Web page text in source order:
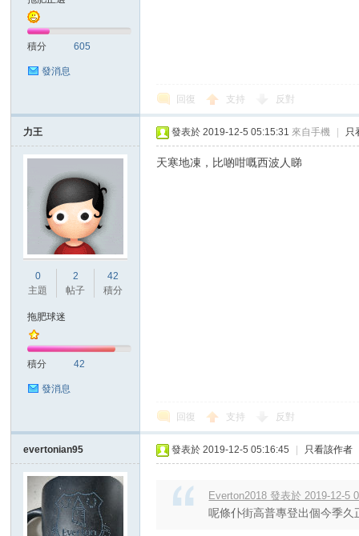
積分 605
發消息
回復 支持 反對
力王
0
主題
2
帖子
42
積分
拖肥球迷
積分 42
發消息
發表於 2019-12-5 05:15:31 來自手機 只
天寒地凍，比啲咁嘅西波人睇
回復 支持 反對
evertonian95 發表於 2019-12-5 05:16:45 只看該作者
Everton2018 發表於 2019-12-5
呢條仆街高普專登出個今季